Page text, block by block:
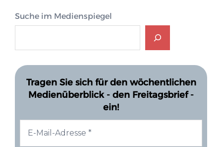
Suche im Medienspiegel
Tragen Sie sich für den wöchentlichen
Medienüberblick - den Freitagsbrief -
ein!